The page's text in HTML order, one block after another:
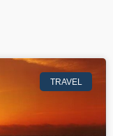
TRAVEL